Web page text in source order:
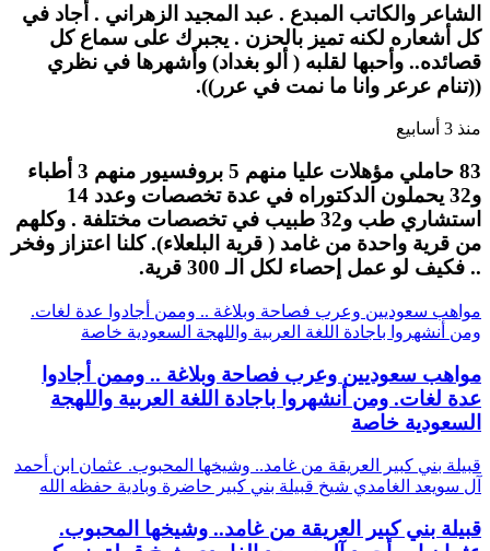
الشاعر والكاتب المبدع . عبد المجيد الزهراني . أجاد في
كل أشعاره لكنه تميز بالحزن . يجبرك على سماع كل
قصائده.. وأحبها لقلبه ( ألو بغداد) وأشهرها في نظري
((تنام عرعر وانا ما نمت في عرر)).
منذ 3 أسابيع
83 حاملي مؤهلات عليا منهم 5 بروفسيور منهم 3 أطباء
و32 يحملون الدكتوراه في عدة تخصصات وعدد 14
استشاري طب و32 طبيب في تخصصات مختلفة . وكلهم
من قرية واحدة من غامد ( قرية البلعلاء). كلنا اعتزاز وفخر
.. فكيف لو عمل إحصاء لكل الـ 300 قرية.
مواهب سعوديين وعرب فصاحة وبلاغة .. وممن أجادوا عدة لغات.
ومن أنشهروا باجادة اللغة العربية واللهجة السعودية خاصة
مواهب سعوديين وعرب فصاحة وبلاغة .. وممن أجادوا
عدة لغات. ومن أنشهروا باجادة اللغة العربية واللهجة
السعودية خاصة
قبيلة بني كبير العريقة من غامد.. وشيخها المحبوب. عثمان ابن أحمد
آل سويعد الغامدي شيخ قبيلة بني كبير حاضرة وبادية حفظه الله
قبيلة بني كبير العريقة من غامد.. وشيخها المحبوب.